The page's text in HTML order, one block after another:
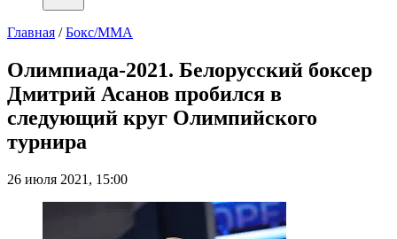
Главная / Бокс/ММА
Олимпиада-2021. Белорусский боксер
Дмитрий Асанов пробился в
следующий круг Олимпийского
турнира
26 июля 2021, 15:00